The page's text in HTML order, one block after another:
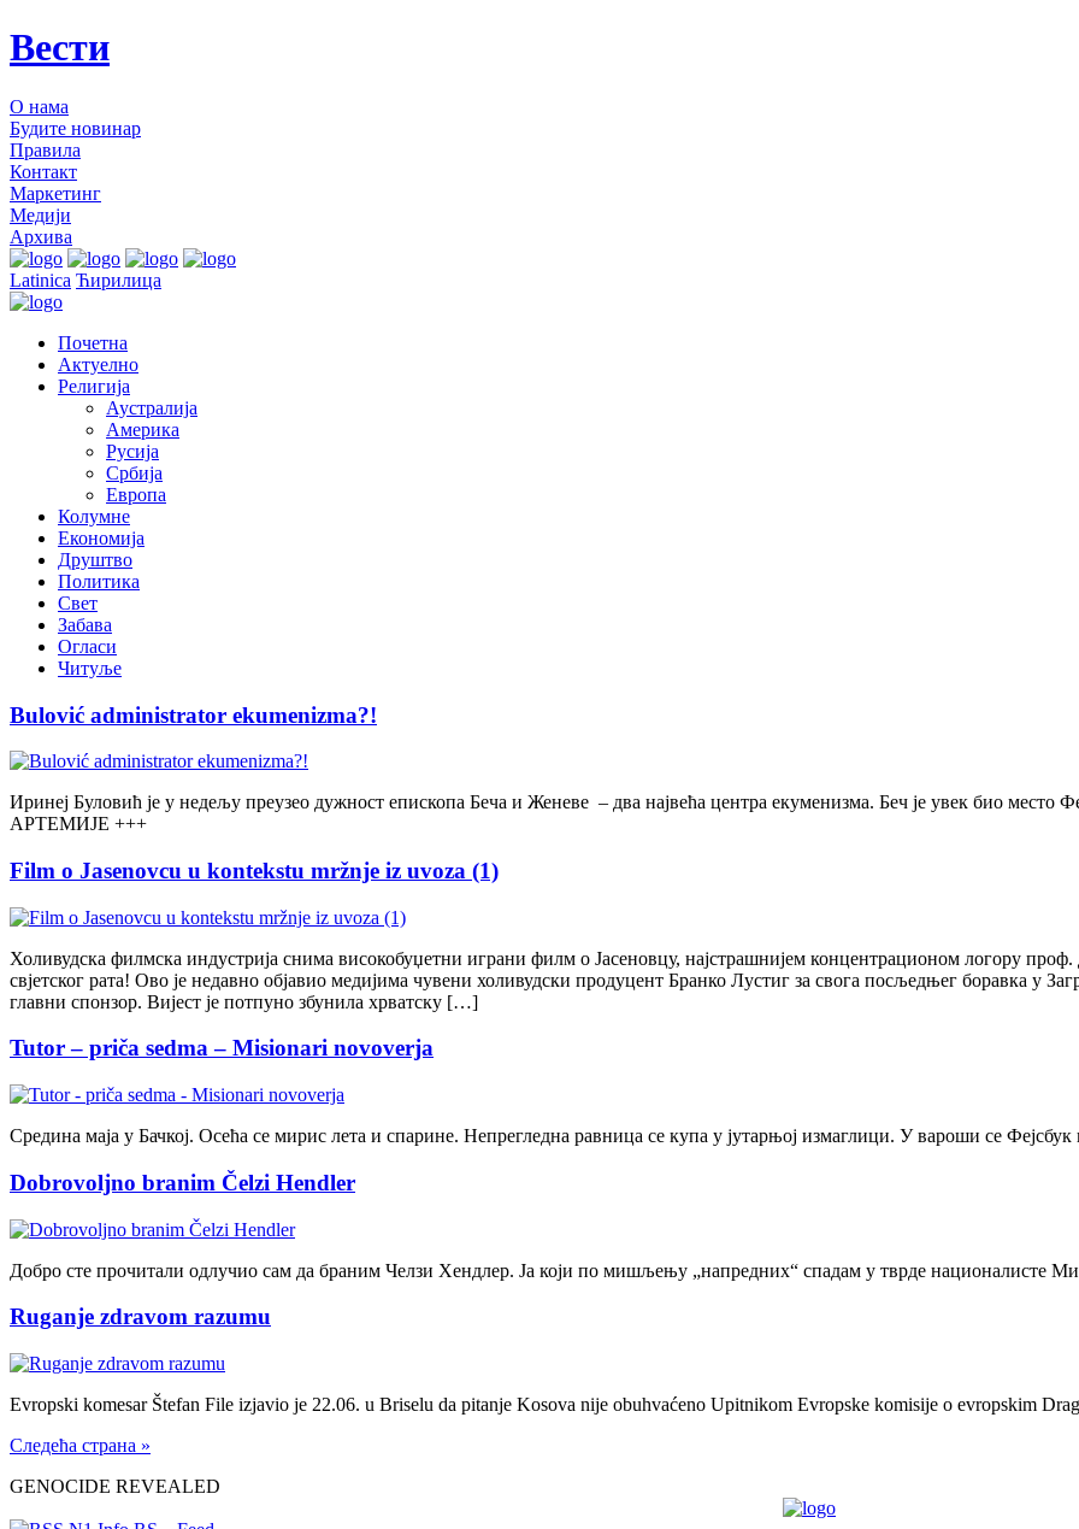
Вести
О нама
Будите новинар
Правила
Контакт
Маркетинг
Медији
Архива
Latinica Ћирилица
Почетна
Актуелно
Религија
Аустралија
Америка
Русија
Србија
Европа
Колумне
Економија
Друштво
Политика
Свет
Забава
Огласи
Читуље
Bulović administrator ekumenizma?!
Иринеј Буловић је у недељу преузео дужност епископа Беча и Женеве – два највећа центра екуменизма. Беч је увек био
АРТЕМИЈЕ +++
Film o Jasenovcu u kontekstu mržnje iz uvoza (1)
Холивудска филмска индустрија снима високобуџетни играни филм о Јасеновцу, најстрашнијем концентрационом логору
свјетског рата! Ово је недавно објавио медијима чувени холивудски продуцент Бранко Лустиг за свога посљедњег боравка у
главни спонзор. Вијест је потпуно збунила хрватску […]
Tutor – priča sedma – Misionari novoverja
Средина маја у Бачкој. Осећа се мирис лета и спарине. Непрегледна равница се купа у јутарњој измаглици. У вароши се
Dobrovoljno branim Čelzi Hendler
Добро сте прочитали одлучио сам да браним Челзи Хендлер. Ја који по мишљењу „напредних“ спадам у тврде националисте
Ruganje zdravom razumu
Evropski komesar Štefan File izjavio je 22.06. u Briselu da pitanje Kosova nije obuhvaćeno Upitnikom Evropske komisije o evropskim
Следећа страна »
GENOCIDE REVEALED